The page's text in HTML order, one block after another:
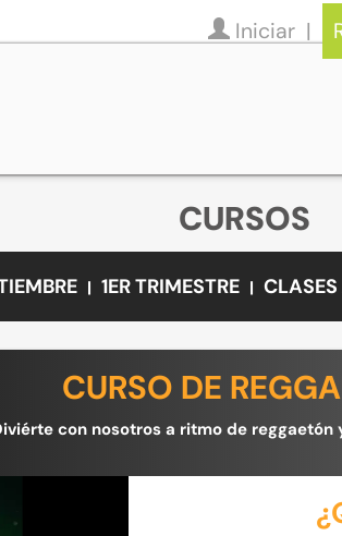
Iniciar
CURSOS
1ER TRIMESTRE
CURSO DE
con nosotros a ritmo de reggaetón